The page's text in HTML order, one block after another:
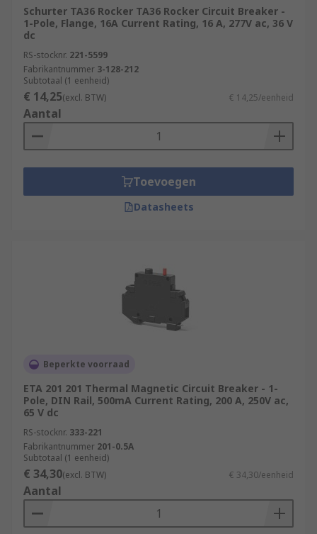
Schurter TA36 Rocker TA36 Rocker Circuit Breaker -
1-Pole, Flange, 16A Current Rating, 16 A, 277V ac, 36 V
dc
RS-stocknr. 221-5599
Fabrikantnummer 3-128-212
Subtotaal (1 eenheid)
€ 14,25(excl. BTW) € 14,25/eenheid
Aantal
Toevoegen
Datasheets
Beperkte voorraad
ETA 201 201 Thermal Magnetic Circuit Breaker - 1-
Pole, DIN Rail, 500mA Current Rating, 200 A, 250V ac,
65 V dc
RS-stocknr. 333-221
Fabrikantnummer 201-0.5A
Subtotaal (1 eenheid)
€ 34,30(excl. BTW) € 34,30/eenheid
Aantal